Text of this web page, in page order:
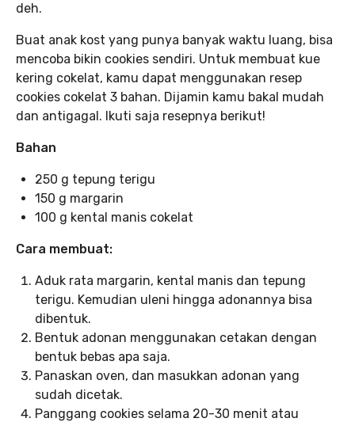
deh.
Buat anak kost yang punya banyak waktu luang, bisa
mencoba bikin cookies sendiri. Untuk membuat kue
kering cokelat, kamu dapat menggunakan resep
cookies cokelat 3 bahan. Dijamin kamu bakal mudah
dan antigagal. Ikuti saja resepnya berikut!
Bahan
250 g tepung terigu
150 g margarin
100 g kental manis cokelat
Cara membuat:
Aduk rata margarin, kental manis dan tepung
terigu. Kemudian uleni hingga adonannya bisa
dibentuk.
Bentuk adonan menggunakan cetakan dengan
bentuk bebas apa saja.
Panaskan oven, dan masukkan adonan yang
sudah dicetak.
Panggang cookies selama 20-30 menit atau